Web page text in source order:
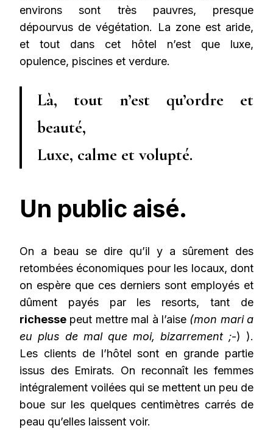
environs sont très pauvres, presque
dépourvus de végétation. La zone est aride,
et tout dans cet hôtel n’est que luxe,
opulence, piscines et verdure.
Là, tout n’est qu’ordre et
beauté,
Luxe, calme et volupté.
Un public aisé.
On a beau se dire qu’il y a sûrement des
retombées économiques pour les locaux, dont
on espère que ces derniers sont employés et
dûment payés par les resorts, tant de
richesse peut mettre mal à l’aise (mon mari a
eu plus de mal que moi, bizarrement ;-) ).
Les clients de l’hôtel sont en grande partie
issus des Emirats. On reconnaît les femmes
intégralement voilées qui se mettent un peu de
boue sur les quelques centimètres carrés de
peau qu’elles laissent voir.